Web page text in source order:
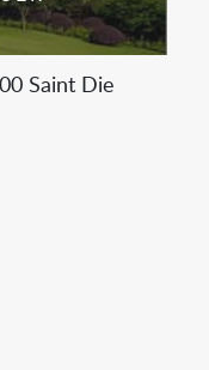
Saint Die